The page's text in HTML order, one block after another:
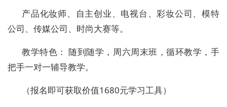
产品化妆师、自主创业、电视台、彩妆公司、模特
公司、传媒公司、时尚大赛等。
教学特色： 随到随学，周六周末班，循环教学，手
把手一对一辅导教学。
（报名即可获取价值1680元学习工具）